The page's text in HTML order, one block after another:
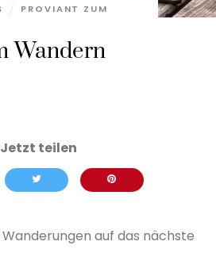
Wandern
PROVIANT ZUM
auf das nächste